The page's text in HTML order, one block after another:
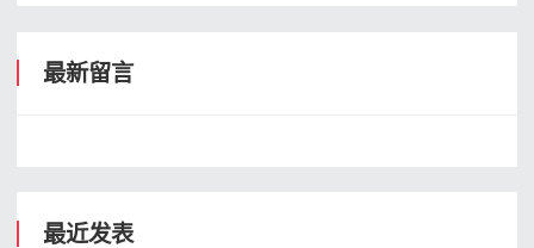
最新留言
最近发表